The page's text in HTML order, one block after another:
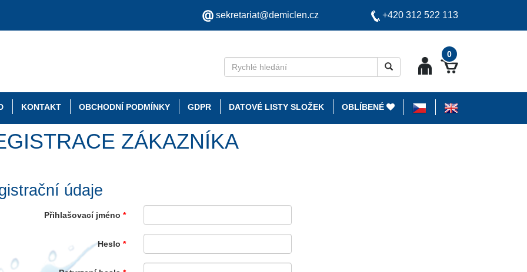
sekretariat@demiclen.cz +420 312 522 113
0
KONTAKT OBCHODNÍ PODMÍNKY GDPR DATOVÉ LISTY SLOŽEK OBLÍBENÉ
ZÁKAZNÍKA
údaje
Přihlašovací jméno *
Heslo *